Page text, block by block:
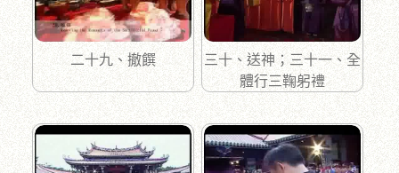
二十九、撤饌
三十、送神；三十一、全
體行三鞠躬禮